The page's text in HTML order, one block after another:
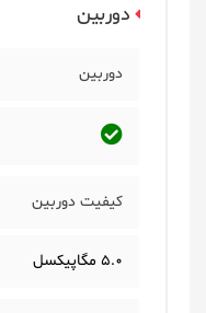
دوربین
دوربین
کیفیت دوربین
5.0 مگاپیکسل